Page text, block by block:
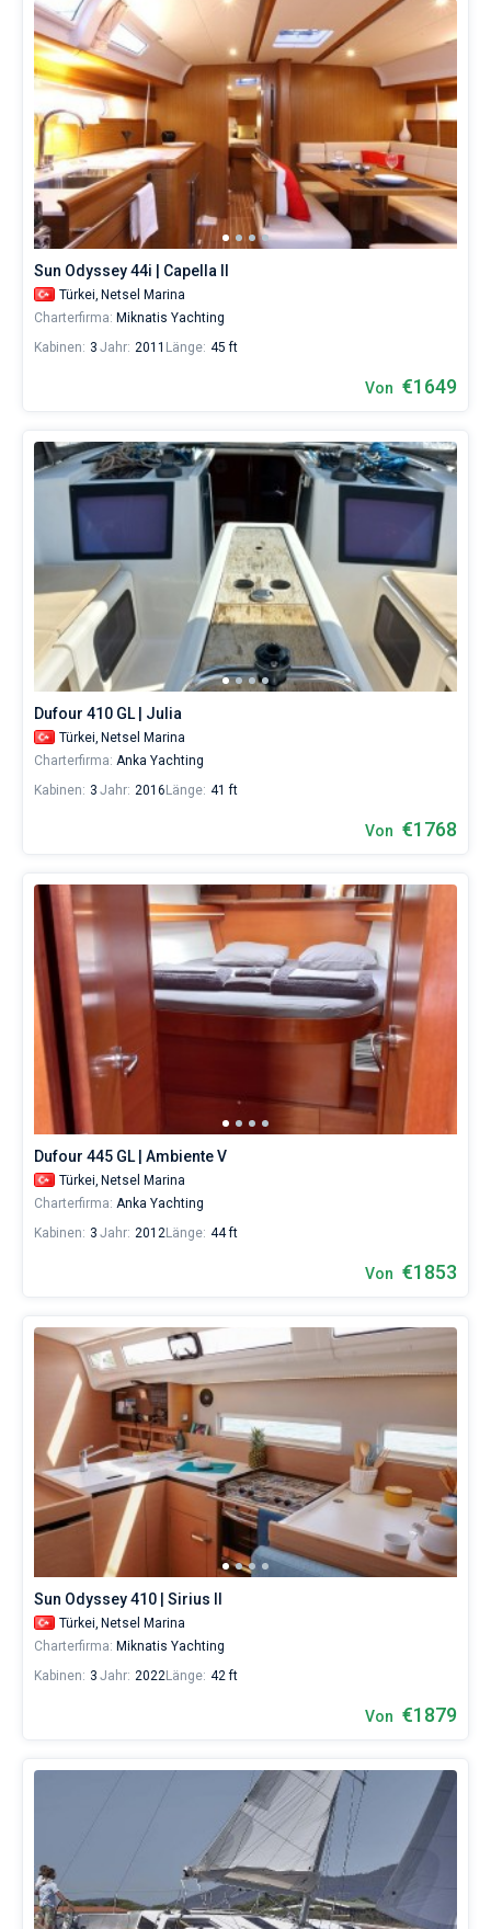
Sun Odyssey 44i | Capella II
Türkei, Netsel Marina
Charterfirma: Miknatis Yachting
Kabinen: 3 Jahr: 2011 Länge: 45 ft
Von €1649
Dufour 410 GL | Julia
Türkei, Netsel Marina
Charterfirma: Anka Yachting
Kabinen: 3 Jahr: 2016 Länge: 41 ft
Von €1768
Dufour 445 GL | Ambiente V
Türkei, Netsel Marina
Charterfirma: Anka Yachting
Kabinen: 3 Jahr: 2012Länge: 44 ft
Von €1853
Sun Odyssey 410 | Sirius II
Türkei, Netsel Marina
Charterfirma: Miknatis Yachting
Kabinen: 3 Jahr: 2022Länge: 42 ft
Von €1879